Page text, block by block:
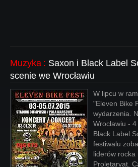
Muzyka : Saxon i Black Label
scenie we Wrocławiu
W lipcu w
"Eleven Bike
wydarzenia.
Wrocławiu -
Black Label
festiwalu
liderów rocka
Proletaryat.